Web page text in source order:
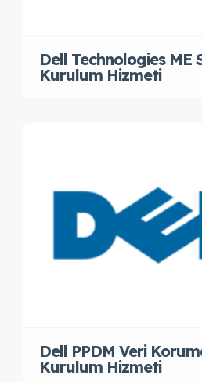
Dell Technologies ME
Kurulum Hizmeti
Dell PPDM Veri
Kurulum Hizmeti